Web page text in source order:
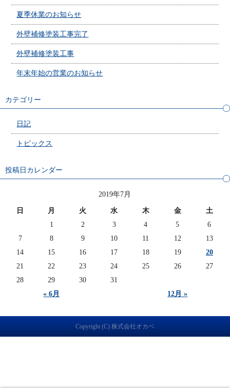
夏季休業のお知らせ
外壁補修塗装工事完了
外壁補修塗装工事
年末年始の営業のお知らせ
カテゴリー
日記
トピックス
投稿日カレンダー
2019年7月
日 月 火 水 木 金 土
« 6月 12月 »
1 2 3 4 5
6
7
8 9 10 11 12
13
14
15 16 17 18 19
20
21
22 23 24 25 26
27
28
29 30 31
Copyright (C) 株式会社オカベ